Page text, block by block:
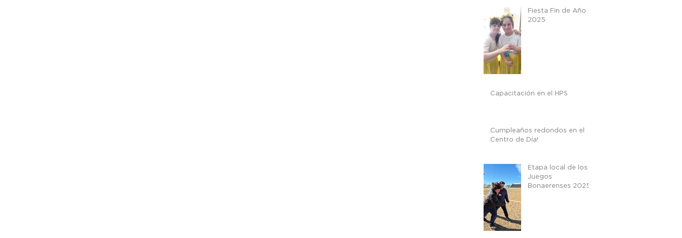
Fiesta Fin de Año
2025
Capacitación en el HPS
Cumpleaños redondos en el
Centro de Día!
Etapa local de los
Juegos
Bonaerenses 2025